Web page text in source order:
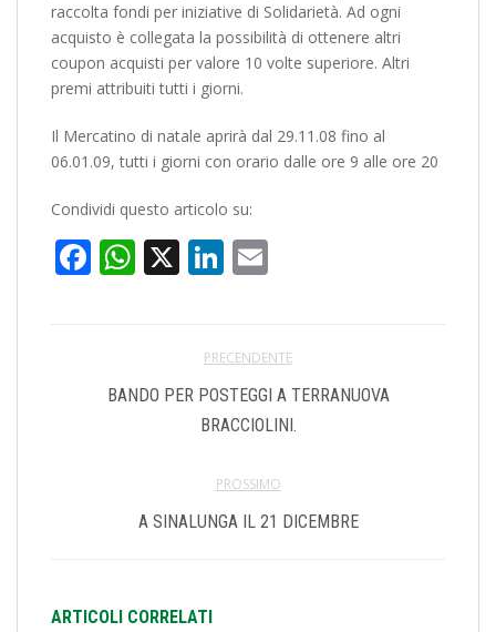
raccolta fondi per iniziative di Solidarietà. Ad ogni
acquisto è collegata la possibilità di ottenere altri
coupon acquisti per valore 10 volte superiore. Altri
premi attribuiti tutti i giorni.
Il Mercatino di natale aprirà dal 29.11.08 fino al
06.01.09, tutti i giorni con orario dalle ore 9 alle ore 20
Condividi questo articolo su:
Facebook
WhatsApp
X LinkedIn
PRECENDENTE
BANDO PER POSTEGGI A TERRANUOVA
BRACCIOLINI.
PROSSIMO
A SINALUNGA IL 21 DICEMBRE
ARTICOLI CORRELATI